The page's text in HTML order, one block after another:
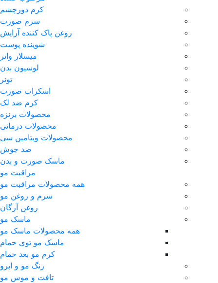
کرم دورچشم
سرم صورت
روغن پاک کننده آرایش
شوینده پوست
میسلار واتر
لوسیون بدن
تونر
اسکراب صورت
کرم ضد لک
محصولات برنزه
محصولات درمانی
محصولات ویتامین سی
ضد جوش
ماسک صورت و بدن
مراقبت مو
همه محصولات مراقبت مو
سرم و روغن مو
روغن آرگان
ماسک مو
همه محصولات ماسک مو
ماسک مو توی حمام
کرم مو بعد حمام
رنگ مو و ابرو
تافت و موس مو